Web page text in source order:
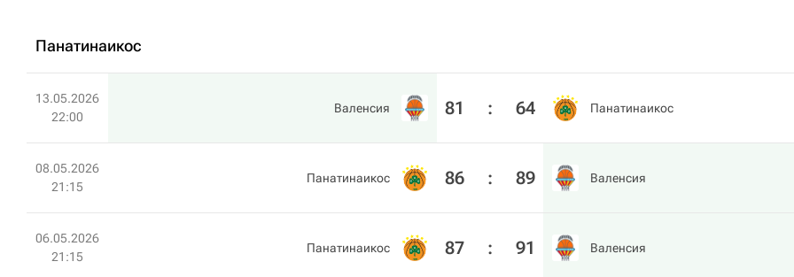
Панатинаикос
13.05.2026
22:00
Валенсия 81 : 64 Панатинаикос
08.05.2026
21:15
Панатинаикос 86 : 89 Валенсия
06.05.2026
21:15
Панатинаикос 87 : 91 Валенсия